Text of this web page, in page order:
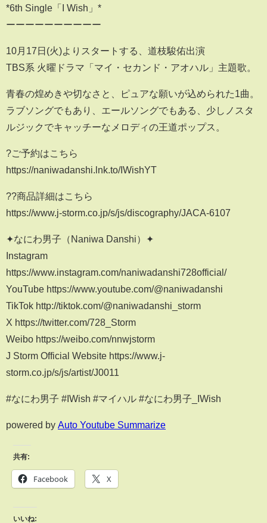
*6th Single「I Wish」*
ーーーーーーーーーー
10⽉17⽇(⽕)よりスタートする、道枝駿佑出演
TBS系 ⽕曜ドラマ「マイ・セカンド・アオハル」主題歌。
⻘春の煌めきや切なさと、ピュアな願いが込められた1曲。
ラブソングでもあり、エールソングでもある、少しノスタ
ルジックでキャッチーなメロディの王道ポップス。
?ご予約はこちら
https://naniwadanshi.lnk.to/IWishYT
??商品詳細はこちら
https://www.j-storm.co.jp/s/js/discography/JACA-6107
✦なにわ男子（Naniwa Danshi）✦
Instagram
https://www.instagram.com/naniwadanshi728official/
YouTube https://www.youtube.com/@naniwadanshi
TikTok http://tiktok.com/@naniwadanshi_storm
X https://twitter.com/728_Storm
Weibo https://weibo.com/nnwjstorm
J Storm Official Website https://www.j-
storm.co.jp/s/js/artist/J0011
#なにわ男子 #IWish #マイハル #なにわ男子_IWish
powered by Auto Youtube Summarize
共有:
Facebook X
いいね: